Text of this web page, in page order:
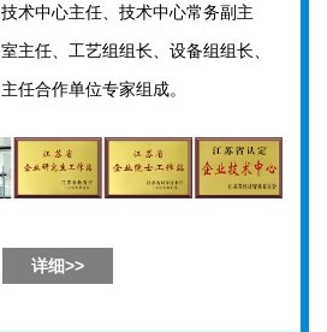
中心主任、技术中心常务副主
主任、工艺组组长、设备组组长、
任合作单位专家组成。
详细>>